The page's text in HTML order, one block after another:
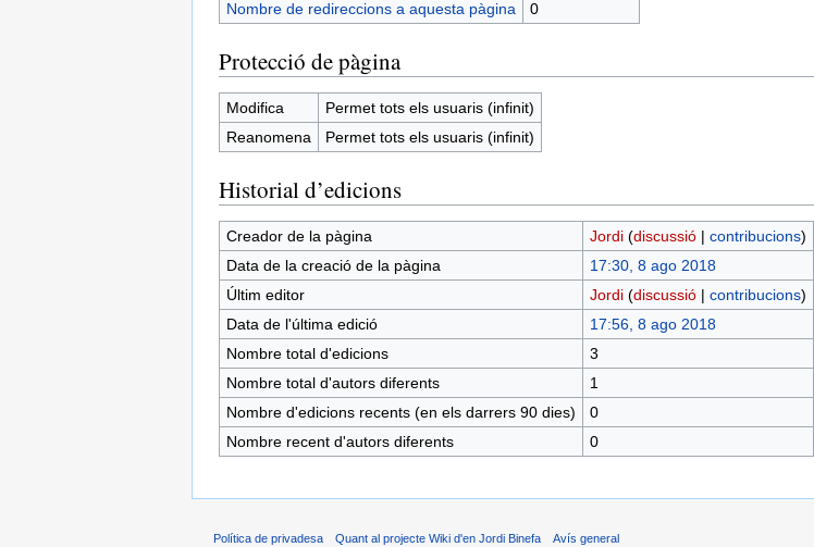
Nombre de redireccions a aquesta pàgina
0
Protecció de pàgina
Modifica
Permet tots els usuaris (infinit)
Reanomena
Permet tots els usuaris (infinit)
Historial d’edicions
Creador de la pàgina Jordi (discussió| contribucions)
Data de la creació de la pàgina
17:30, 8 ago 2018
Últim editor
Jordi (discussió| contribucions)
Data de l'última edició
17:56, 8 ago 2018
Nombre total d'edicions
3
Nombre total d'autors diferents
1
Nombre d'edicions recents (en els darrers 90 dies)
0
Nombre recent d'autors diferents
0
Política de privadesa Quant al projecte Wiki d'en Jordi Binefa Avís general